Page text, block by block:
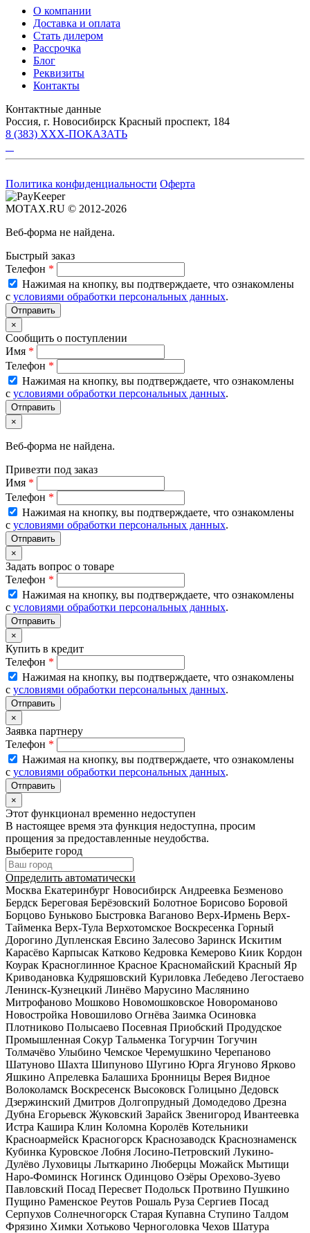
О компании
Доставка и оплата
Стать дилером
Рассрочка
Блог
Реквизиты
Контакты
Контактные данные
Россия, г. Новосибирск Красный проспект, 184
8 (383) XXX-ПОКАЗАТЬ
Политика конфиденциальности Оферта
MOTAX.RU © 2012-2026
Веб-форма не найдена.
Быстрый заказ
Телефон *
Нажимая на кнопку, вы подтверждаете, что ознакомлены
с условиями обработки персональных данных.
×
Сообщить о поступлении
Имя *
Телефон *
Нажимая на кнопку, вы подтверждаете, что ознакомлены
с условиями обработки персональных данных.
×
Веб-форма не найдена.
Привезти под заказ
Имя *
Телефон *
Нажимая на кнопку, вы подтверждаете, что ознакомлены
с условиями обработки персональных данных.
×
Задать вопрос о товаре
Телефон *
Нажимая на кнопку, вы подтверждаете, что ознакомлены
с условиями обработки персональных данных.
×
Купить в кредит
Телефон *
Нажимая на кнопку, вы подтверждаете, что ознакомлены
с условиями обработки персональных данных.
×
Заявка партнеру
Телефон *
Нажимая на кнопку, вы подтверждаете, что ознакомлены
с условиями обработки персональных данных.
×
Этот функционал временно недоступен
В настоящее время эта функция недоступна, просим
прощения за предоставленные неудобства.
Выберите город
Определить автоматически
Москва Екатеринбург Новосибирск Андреевка Безменово
Бердск Береговая Берёзовский Болотное Борисово Боровой
Борцово Буньково Быстровка Ваганово Верх-Ирмень Верх-
Тайменка Верх-Тула Верхотомское Воскресенка Горный
Дорогино Дупленская Евсино Залесово Заринск Искитим
Карасёво Карпысак Катково Кедровка Кемерово Киик Кордон
Коурак Красноглинное Красное Красномайский Красный Яр
Криводановка Кудряшовский Куриловка Лебедево Легостаево
Ленинск-Кузнецкий Линёво Марусино Маслянино
Митрофаново Мошково Новомошковское Новороманово
Новостройка Новошилово Огнёва Заимка Осиновка
Плотниково Полысаево Посевная Приобский Продудское
Промышленная Сокур Тальменка Тогурчин Тогучин
Толмачёво Улыбино Чемское Черемушкино Черепаново
Шатуново Шахта Шипуново Шугино Юрга Ягуново Ярково
Яшкино Апрелевка Балашиха Бронницы Верея Видное
Волоколамск Воскресенск Высоковск Голицыно Дедовск
Дзержинский Дмитров Долгопрудный Домодедово Дрезна
Дубна Егорьевск Жуковский Зарайск Звенигород Ивантеевка
Истра Кашира Клин Коломна Королёв Котельники
Красноармейск Красногорск Краснозаводск Краснознаменск
Кубинка Куровское Лобня Лосино-Петровский Лукино-
Дулёво Луховицы Лыткарино Люберцы Можайск Мытищи
Наро-Фоминск Ногинск Одинцово Озёры Орехово-Зуево
Павловский Посад Пересвет Подольск Протвино Пушкино
Пущино Раменское Реутов Рошаль Руза Сергиев Посад
Серпухов Солнечногорск Старая Купавна Ступино Талдом
Фрязино Химки Хотьково Черноголовка Чехов Шатура